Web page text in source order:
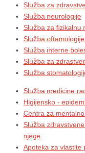
Služba za
Služba neurologije
Služba za fizikalnu
Služba oftamologije
Služba interne
Služba za
Služba
Služba medicine
Higijensko -
Centra za
Služba
njege
Apoteka za vlastite